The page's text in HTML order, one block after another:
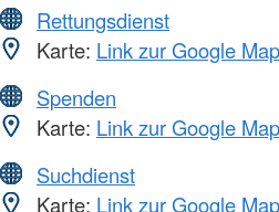
Rettungsdienst
Karte: Link zur Google
Spenden
Karte: Link zur Google
Suchdienst
Karte: Link zur Google